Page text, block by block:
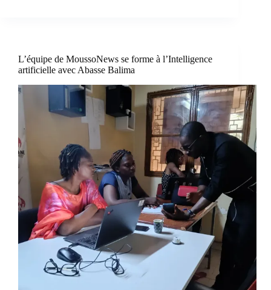
L’équipe de MoussoNews se forme à l’Intelligence
artificielle avec Abasse Balima